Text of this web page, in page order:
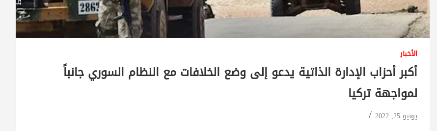
الأخبار
أكبر أحزاب الإدارة الذاتية يدعو إلى وضع الخلافات مع النظام السوري جانباً
لمواجهة تركيا
يونيو 25, 2022